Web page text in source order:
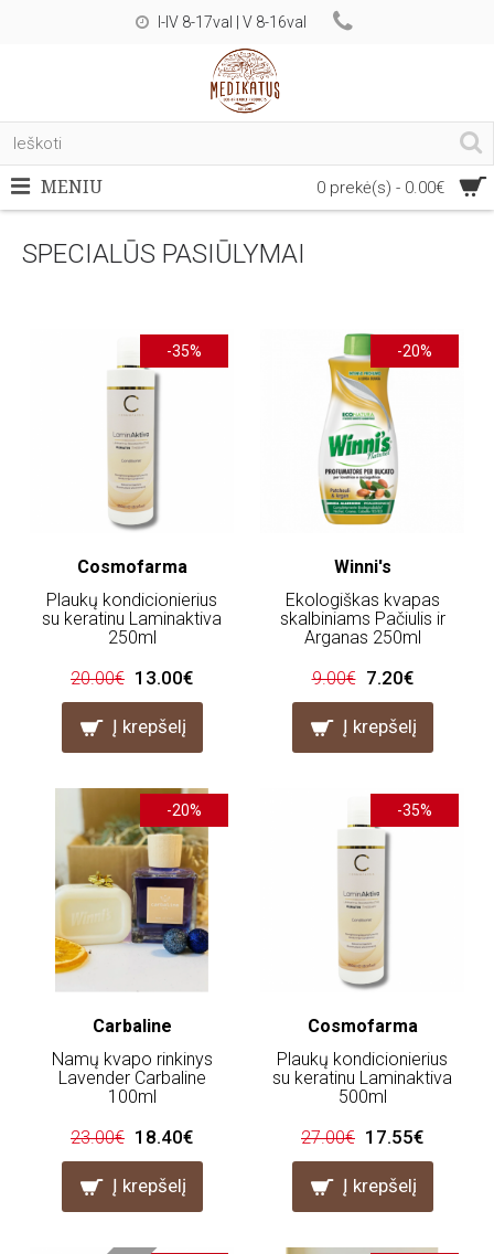
I-IV 8-17val | V 8-16val
0 prekė(s) - 0.00€
MENIU
SPECIALŪS PASIŪLYMAI
-35%
Cosmofarma
Plaukų kondicionierius
su keratinu Laminaktiva
250ml
20.00€ 13.00€
Į krepšelį
-20%
Winni's
Ekologiškas kvapas
skalbiniams Pačiulis ir
Arganas 250ml
9.00€ 7.20€
Į krepšelį
-20%
Carbaline
Namų kvapo rinkinys
Lavender Carbaline
100ml
23.00€ 18.40€
Į krepšelį
-35%
Cosmofarma
Plaukų kondicionierius
su keratinu Laminaktiva
500ml
27.00€ 17.55€
Į krepšelį